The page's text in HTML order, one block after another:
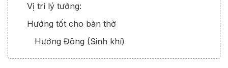
Vị trí lý tưởng:
Hướng tốt cho bàn thờ
Hướng Đông (Sinh khí)
Hướng Tây Nam (Phúc đức)